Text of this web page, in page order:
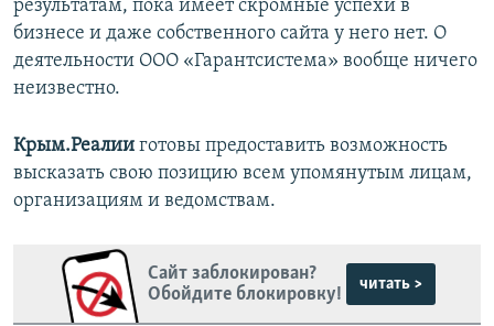
результатам, пока имеет скромные успехи в
бизнесе и даже собственного сайта у него нет. О
деятельности ООО «Гарантсистема» вообще ничего
неизвестно.
Крым.Реалии готовы предоставить возможность
высказать свою позицию всем упомянутым лицам,
организациям и ведомствам.
Сайт заблокирован?
Обойдите блокировку!
читать >